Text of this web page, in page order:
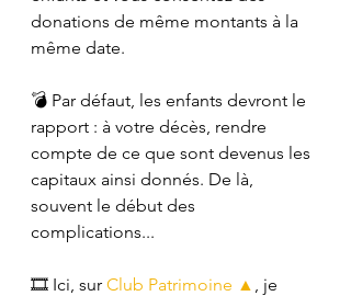
donations de même montants à la
même date.
💣 Par défaut, les enfants devront le
rapport : à votre décès, rendre
compte de ce que sont devenus les
capitaux ainsi donnés. De là,
souvent le début des
complications...
🎞 Ici, sur Club Patrimoine ▲ , je